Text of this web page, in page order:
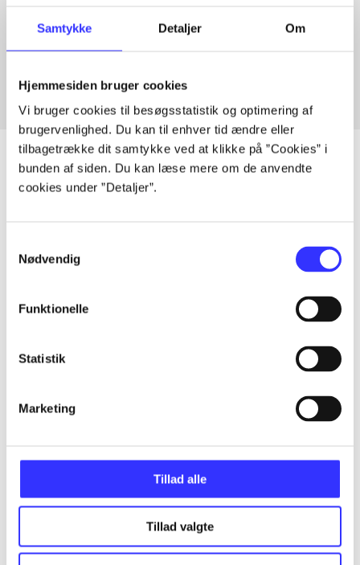
Samtykke Detaljer Om
Hjemmesiden bruger cookies
Vi bruger cookies til besøgsstatistik og optimering af
brugervenlighed. Du kan til enhver tid ændre eller
tilbagetrække dit samtykke ved at klikke på ”Cookies” i
bunden af siden. Du kan læse mere om de anvendte
cookies under ”Detaljer”.
Nødvendig
Funktionelle
Statistik
Marketing
Tillad alle
Tillad valgte
Artikler med samme emner
Fra